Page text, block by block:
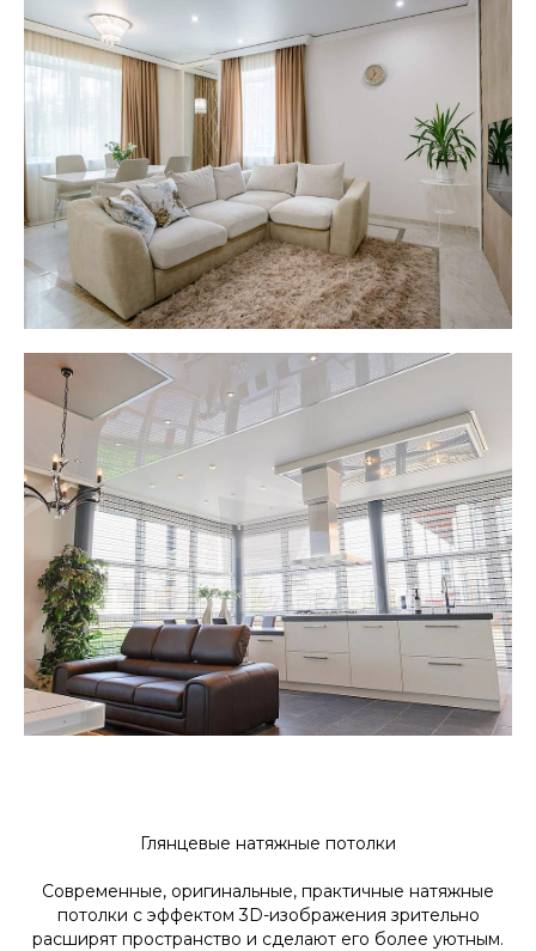
Глянцевые натяжные потолки
Современные, оригинальные, практичные натяжные
потолки с эффектом 3D-изображения зрительно
расширят пространство и сделают его более уютным.